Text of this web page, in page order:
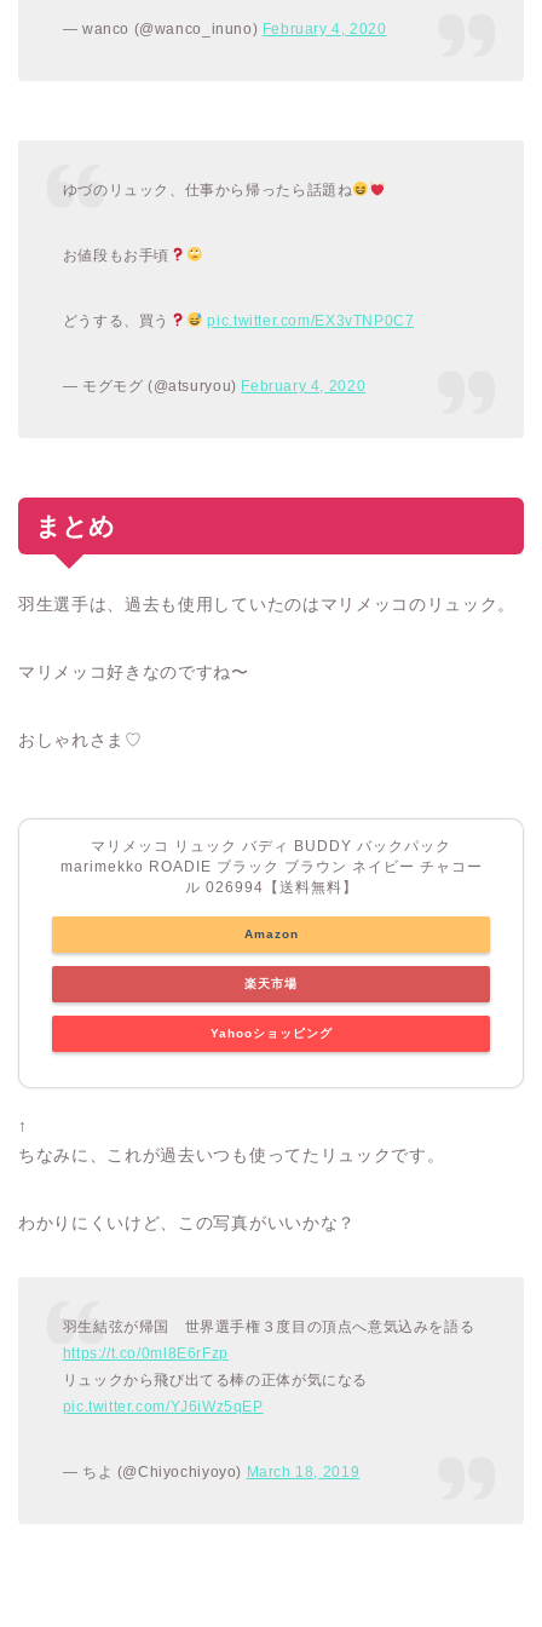
— wanco (@wanco_inuno) February 4, 2020
ゆづのリュック、仕事から帰ったら話題ね
お値段もお手頃
どうする、買う pic.twitter.com/EX3vTNP0C7
— モグモグ (@atsuryou) February 4, 2020
まとめ
羽生選手は、過去も使用していたのはマリメッコのリュック。
マリメッコ好きなのですね〜
おしゃれさま♡
マリメッコ リュック バディ BUDDY バックパック
marimekko ROADIE ブラック ブラウン ネイビー チャコー
ル 026994【送料無料】
Amazon
楽天市場
Yahooショッピング
↑
ちなみに、これが過去いつも使ってたリュックです。
わかりにくいけど、この写真がいいかな？
羽生結弦が帰国 世界選手権３度目の頂点へ意気込みを語る
https://t.co/0ml8E6rFzp
リュックから飛び出てる棒の正体が気になる
pic.twitter.com/YJ6iWz5qEP
— ちよ (@Chiyochiyoyo) March 18, 2019